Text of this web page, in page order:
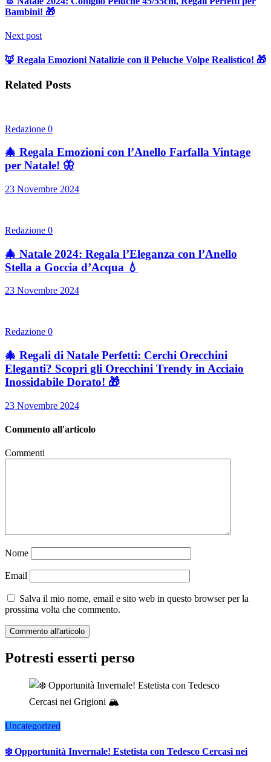
Bambini! 🎁
Next post
🦊 Regala Emozioni Natalizie con il Peluche Volpe Realistico! 🎁
Related Posts
Redazione 0
🎄 Regala Emozioni con l’Anello Farfalla Vintage
per Natale! 🦋
23 Novembre 2024
Redazione 0
🎄 Natale 2024: Regala l’Eleganza con l’Anello
Stella a Goccia d’Acqua 💧
23 Novembre 2024
Redazione 0
🎄 Regali di Natale Perfetti: Cerchi Orecchini
Eleganti? Scopri gli Orecchini Trendy in Acciaio
Inossidabile Dorato! 🎁
23 Novembre 2024
Commento all'articolo
Commenti
Nome
Email
Salva il mio nome, email e sito web in questo browser per la
prossima volta che commento.
Potresti esserti perso
Uncategorized
❄️ Opportunità Invernale! Estetista con Tedesco Cercasi nei